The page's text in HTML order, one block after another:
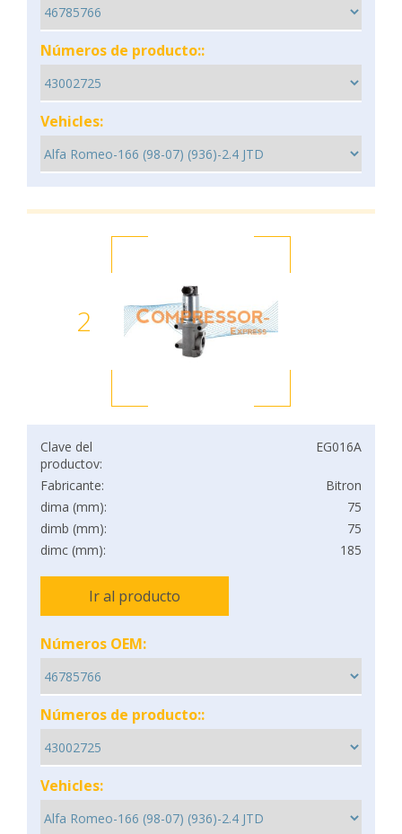
Números de producto::
Vehicles:
2
Clave del
productov:
EG016A
Fabricante:
Bitron
dima (mm):
75
dimb (mm):
75
dimc (mm):
185
Ir al producto
Números OEM:
Números de producto::
Vehicles: